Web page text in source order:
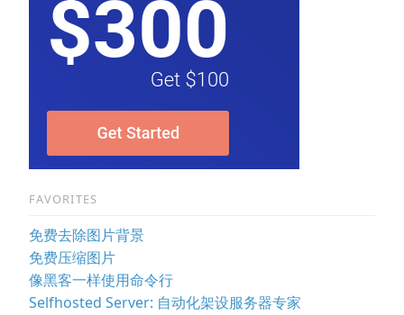
FAVORITES
免费去除图片背景
免费压缩图片
像黑客一样使用命令行
Selfhosted Server: 自动化架设服务器专家